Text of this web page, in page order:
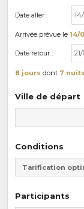
Date aller :
Arrivée prévue le 14/
Date retour :
8 jours dont 7 nuits
Ville de départ
Conditions
Tarification
Participants